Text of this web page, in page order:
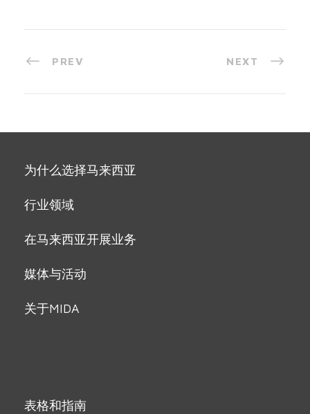
PREV NEXT
为什么选择马来西亚
行业领域
在马来西亚开展业务
媒体与活动
关于MIDA
表格和指南